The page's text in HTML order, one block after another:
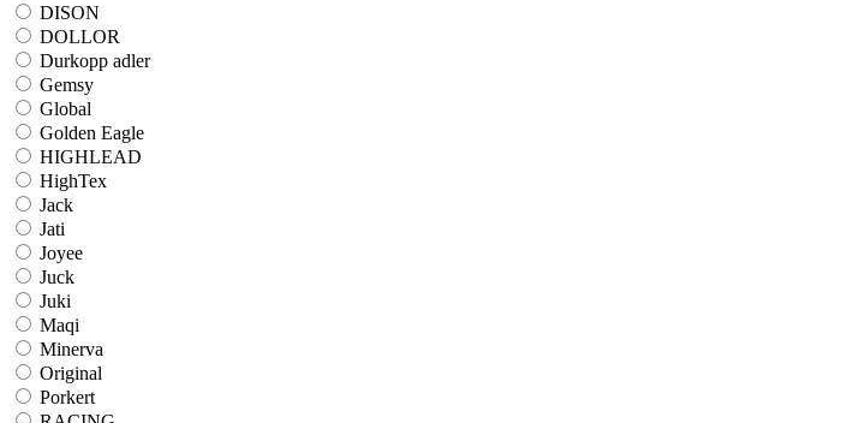
DISON
DOLLOR
Durkopp adler
Gemsy
Global
Golden Eagle
HIGHLEAD
HighTex
Jack
Jati
Joyee
Juck
Juki
Maqi
Minerva
Original
Porkert